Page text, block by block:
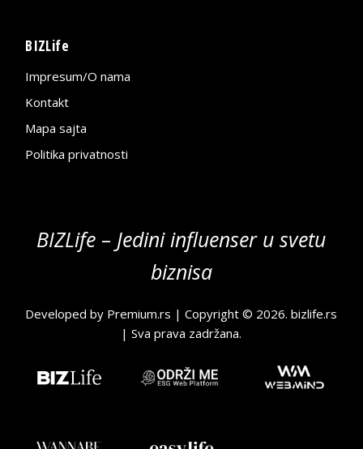
BIZLife
Impresum/O nama
Kontakt
Mapa sajta
Politika privatnosti
BIZLife – Jedini influenser u svetu
biznisa
Developed by Premium.rs | Copyright © 2026.bizlife.rs
| Sva prava zadržana.